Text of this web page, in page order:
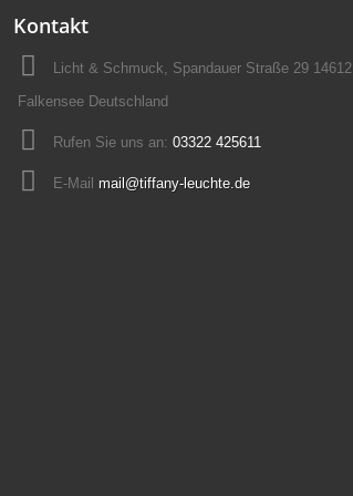
Kontakt
Licht & Schmuck, Spandauer Straße 29 14612
Falkensee Deutschland
Rufen Sie uns an: 03322 425611
E-Mail mail@tiffany-leuchte.de